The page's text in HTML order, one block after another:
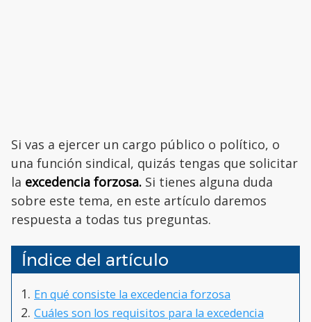
Si vas a ejercer un cargo público o político, o
una función sindical, quizás tengas que solicitar
la excedencia forzosa. Si tienes alguna duda
sobre este tema, en este artículo daremos
respuesta a todas tus preguntas.
Índice del artículo
En qué consiste la excedencia forzosa
Cuáles son los requisitos para la excedencia